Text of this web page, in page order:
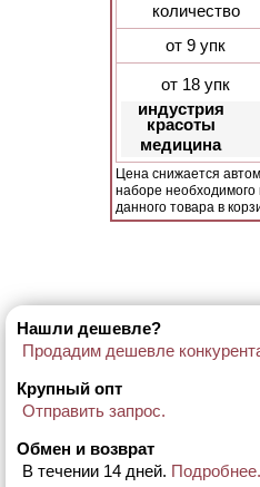
количество
от 9 упк
от 18 упк
индустрия
красоты
медицина
Цена снижается
наборе необходимого
данного товара в
Нашли дешевле?
Продадим дешевле
Крупный опт
Отправить запрос.
Обмен и возврат
В течении 14 дней. Подробнее.